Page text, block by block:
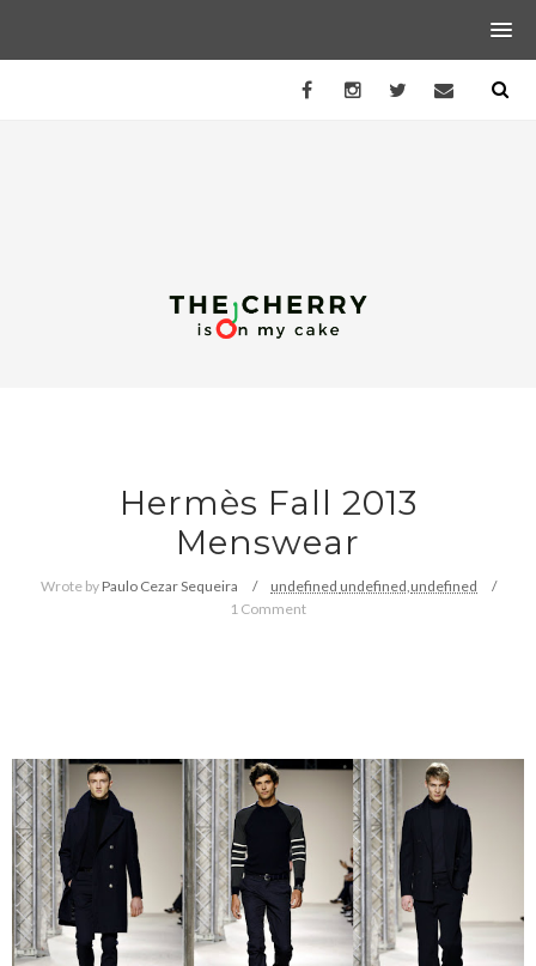
Hermès Fall 2013
Menswear
Wrote by Paulo Cezar Sequeira undefined undefined, undefined
1 Comment